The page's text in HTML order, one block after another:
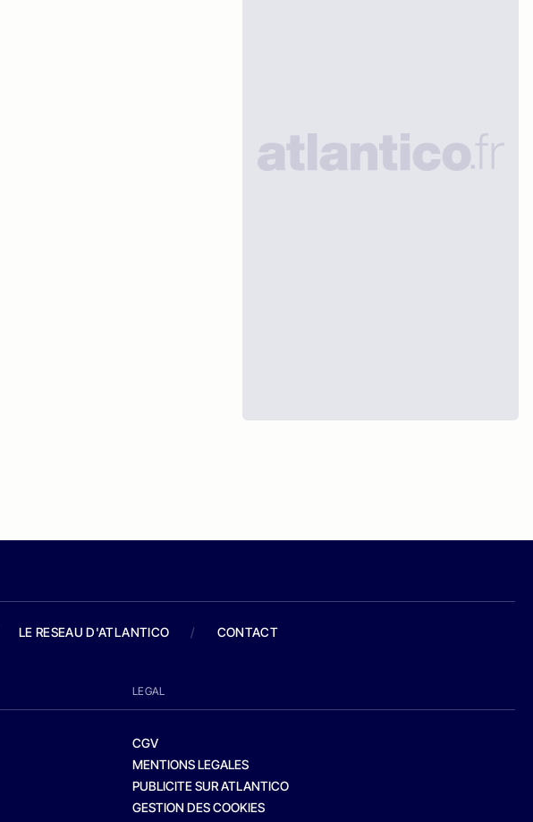
LE RESEAU D'ATLANTICO / CONTACT
LEGAL
CGV
MENTIONS LEGALES
PUBLICITE SUR ATLANTICO
GESTION DES COOKIES